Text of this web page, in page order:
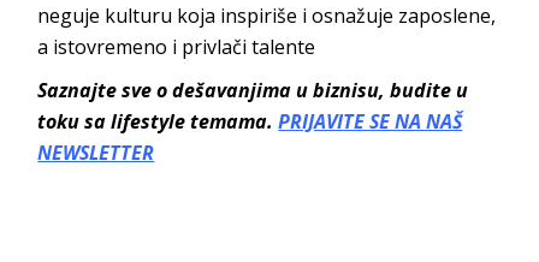
neguje kulturu koja inspiriše i osnažuje zaposlene,
a istovremeno i privlači talente
Saznajte sve o dešavanjima u biznisu, budite u
toku sa lifestyle temama.PRIJAVITE SE NA NAŠ
NEWSLETTER